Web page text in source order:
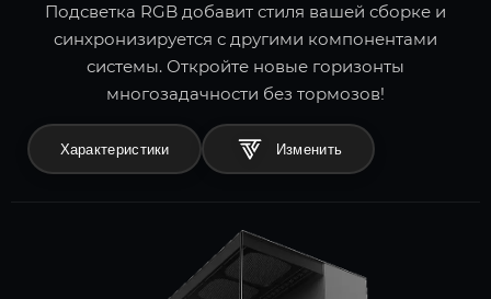
Подсветка RGB добавит стиля вашей сборке и
синхронизируется с другими компонентами
системы. Откройте новые горизонты
многозадачности без тормозов!
Характеристики